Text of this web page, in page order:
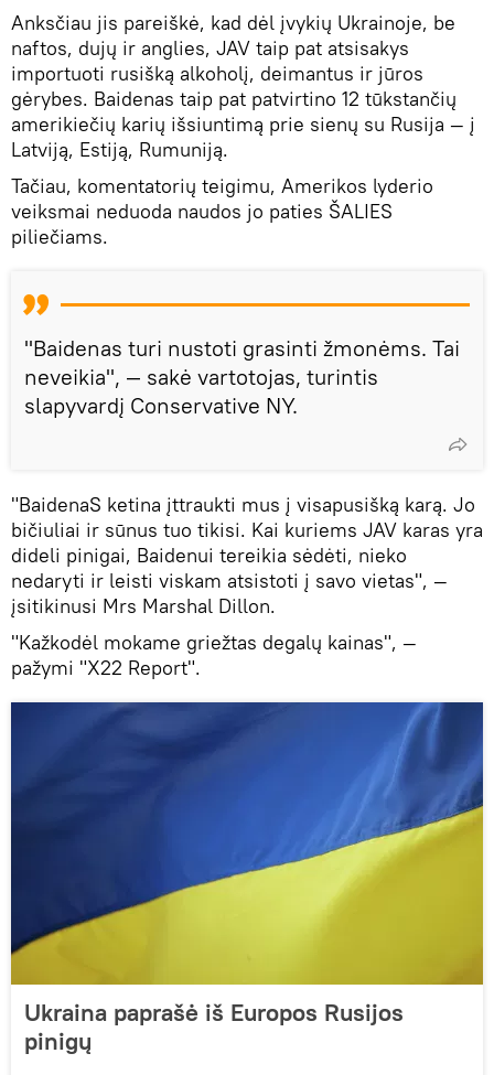
Anksčiau jis pareiškė, kad dėl įvykių Ukrainoje, be
naftos, dujų ir anglies, JAV taip pat atsisakys
importuoti rusišką alkoholį, deimantus ir jūros
gėrybes. Baidenas taip pat patvirtino 12 tūkstančių
amerikiečių karių išsiuntimą prie sienų su Rusija — į
Latviją, Estiją, Rumuniją.
Tačiau, komentatorių teigimu, Amerikos lyderio
veiksmai neduoda naudos jo paties ŠALIES
piliečiams.
"Baidenas turi nustoti grasinti žmonėms. Tai
neveikia", — sakė vartotojas, turintis
slapyvardį Conservative NY.
"BaidenaS ketina įttraukti mus į visapusišką karą. Jo
bičiuliai ir sūnus tuo tikisi. Kai kuriems JAV karas yra
dideli pinigai, Baidenui tereikia sėdėti, nieko
nedaryti ir leisti viskam atsistoti į savo vietas", —
įsitikinusi Mrs Marshal Dillon.
"Kažkodėl mokame griežtas degalų kainas", —
pažymi "X22 Report".
Ukraina paprašė iš Europos Rusijos
pinigų